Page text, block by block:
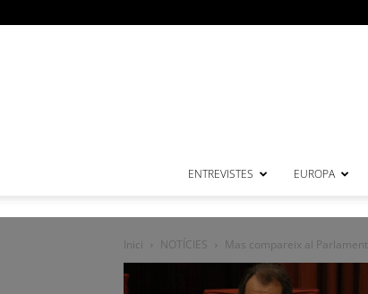
ENTREVISTES EUROPA
Inici NOTÍCIES Mas compareix al Parlament